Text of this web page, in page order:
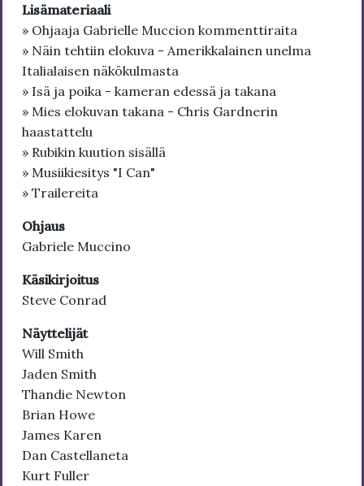
Lisämateriaali
» Ohjaaja Gabrielle Muccion kommenttiraita
» Näin tehtiin elokuva - Amerikkalainen unelma
Italialaisen näkökulmasta
» Isä ja poika - kameran edessä ja takana
» Mies elokuvan takana - Chris Gardnerin
haastattelu
» Rubikin kuution sisällä
» Musiikiesitys "I Can"
» Trailereita
Ohjaus
Gabriele Muccino
Käsikirjoitus
Steve Conrad
Näyttelijät
Will Smith
Jaden Smith
Thandie Newton
Brian Howe
James Karen
Dan Castellaneta
Kurt Fuller